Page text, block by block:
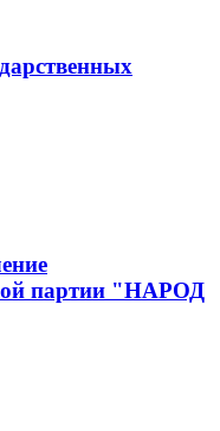
партии "НАРОД